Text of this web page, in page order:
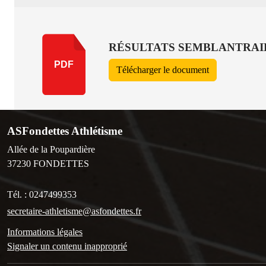
PDF
RÉSULTATS
Télécharger le document
ASFondettes Athlétisme
Allée de la Poupardière
37230 FONDETTES
Tél. : 0247499353
secretaire-athletisme@asfondettes.fr
Informations légales
Signaler un contenu inapproprié